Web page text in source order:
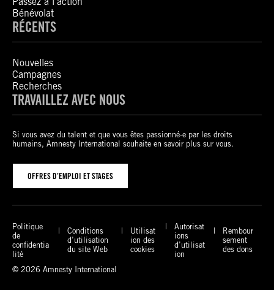
Bénévolat
RÉCENTS
Nouvelles
Campagnes
Recherches
TRAVAILLEZ AVEC NOUS
Si vous avez du talent et que vous êtes passionné-e par les droits
humains, Amnesty International souhaite en savoir plus sur vous.
OFFRES D’EMPLOI ET STAGES
Politique
de
confidentia
lité
Conditions
d’utilisation
du site Web
Utilisat
ion des
cookies
Autorisat
ions
d’utilisat
ion
Rembour
sement
des dons
© 2026 Amnesty International